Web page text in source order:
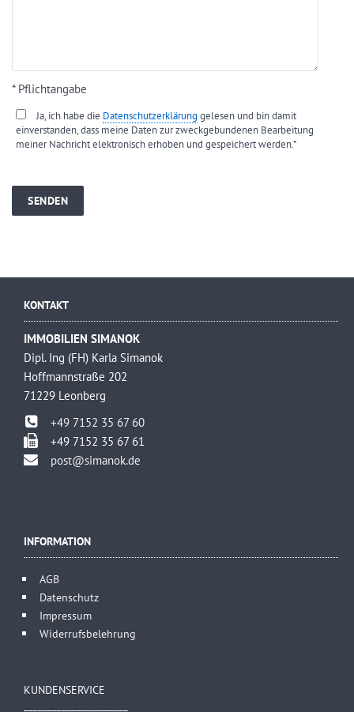
* Pflichtangabe
Ja, ich habe die Datenschutzerklärung gelesen und bin damit
einverstanden, dass meine Daten zur zweckgebundenen Bearbeitung
meiner Nachricht elektronisch erhoben und gespeichert werden.*
KONTAKT
IMMOBILIEN SIMANOK
Dipl. Ing (FH) Karla Simanok
Hoffmannstraße 202
71229 Leonberg
+49 7152 35 67 60
+49 7152 35 67 61
post@simanok.de
INFORMATION
AGB
Datenschutz
Impressum
Widerrufsbelehrung
KUNDENSERVICE